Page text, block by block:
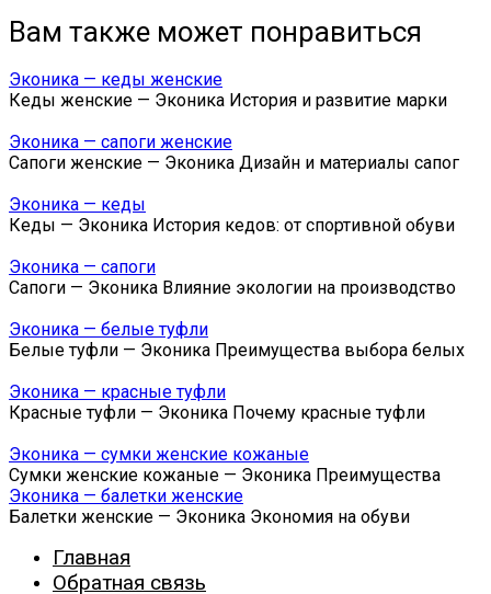
Вам также может понравиться
Эконика — кеды женские
Кеды женские — Эконика История и развитие марки
Эконика — сапоги женские
Сапоги женские — Эконика Дизайн и материалы сапог
Эконика — кеды
Кеды — Эконика История кедов: от спортивной обуви
Эконика — сапоги
Сапоги — Эконика Влияние экологии на производство
Эконика — белые туфли
Белые туфли — Эконика Преимущества выбора белых
Эконика — красные туфли
Красные туфли — Эконика Почему красные туфли
Эконика — сумки женские кожаные
Сумки женские кожаные — Эконика Преимущества
Эконика — балетки женские
Балетки женские — Эконика Экономия на обуви
Главная
Обратная связь